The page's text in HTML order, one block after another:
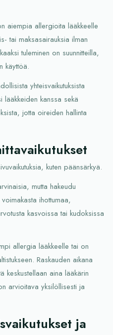
aiempia allergioita lääkkeelle
tai maksasairauksia ilman
tuleminen on suunnitteilla,
käyttöä.
yhteisvaikutuksista
lääkkeiden kanssa sekä
jotta oireiden hallinta
kuten päänsärkyä.
mutta hakeudu
ihottumaa,
kasvoissa tai kudoksissa
allergia lääkkeelle tai on
Raskauden aikana
keskustellaan aina lääkärin
arvioitava yksilöllisesti ja
ja